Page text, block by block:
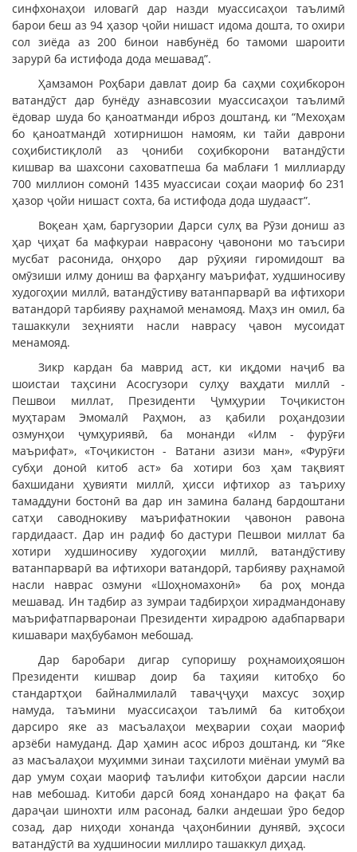
синфхонаҳои иловагӣ дар назди муассисаҳои таълимӣ
барои беш аз 94 ҳазор ҷойи нишаст идома дошта, то охири
сол зиёда аз 200 бинои навбунёд бо тамоми шароити
зарурӣ ба истифода дода мешавад”.
Ҳамзамон Роҳбари давлат доир ба саҳми соҳибкорон
ватандӯст дар бунёду азнавсозии муассисаҳои таълимӣ
ёдовар шуда бо қаноатманди иброз доштанд, ки “Мехоҳам
бо қаноатмандӣ хотирнишон намоям, ки тайи даврони
соҳибистиқлолӣ аз ҷониби соҳибкорони ватандӯсти
кишвар ва шахсони саховатпеша ба маблағи 1 миллиарду
700 миллион сомонӣ 1435 муассисаи соҳаи маориф бо 231
ҳазор ҷойи нишаст сохта, ба истифода дода шудааст”.
Воқеан ҳам, баргузории Дарси сулҳ ва Рӯзи дониш аз
ҳар ҷиҳат ба мафкураи наврасону ҷавонони мо таъсири
мусбат расонида, онҳоро дар рӯҳияи гиромидошт ва
омӯзиши илму дониш ва фарҳангу маърифат, худшиносиву
худогоҳии миллӣ, ватандӯстиву ватанпарварӣ ва ифтихори
ватандорӣ тарбияву раҳнамоӣ менамояд. Маҳз ин омил, ба
ташаккули зеҳнияти насли наврасу ҷавон мусоидат
менамояд.
Зикр кардан ба маврид аст, ки иқдоми наҷиб ва
шоистаи таҳсини Асосгузори сулҳу ваҳдати миллӣ -
Пешвои миллат, Президенти Ҷумҳурии Тоҷикистон
муҳтарам Эмомалӣ Раҳмон, аз қабили роҳандозии
озмунҳои ҷумҳуриявӣ, ба монанди «Илм - фурӯғи
маърифат», «Тоҷикистон - Ватани азизи ман», «Фурӯғи
субҳи доноӣ китоб аст» ба хотири боз ҳам тақвият
бахшидани ҳувияти миллӣ, ҳисси ифтихор аз таъриху
тамаддуни бостонӣ ва дар ин замина баланд бардоштани
сатҳи саводнокиву маърифатнокии ҷавонон равона
гардидааст. Дар ин радиф бо дастури Пешвои миллат ба
хотири худшиносиву худогоҳии миллӣ, ватандӯстиву
ватанпарварӣ ва ифтихори ватандорӣ, тарбияву раҳнамоӣ
насли наврас озмуни «Шоҳномахонӣ» ба роҳ монда
мешавад. Ин тадбир аз зумраи тадбирҳои хирадмандонаву
маърифатпарваронаи Президенти хирадрою адабпарвари
кишавари маҳбубамон мебошад.
Дар баробари дигар супоришу роҳнамоиҳояшон
Президенти кишвар доир ба таҳияи китобҳо бо
стандартҳои байналмилалӣ таваҷҷуҳи махсус зоҳир
намуда, таъмини муассисаҳои таълимӣ ба китобҳои
дарсиро яке аз масъалаҳои меҳварии соҳаи маориф
арзёби намуданд. Дар ҳамин асос иброз доштанд, ки “Яке
аз масъалаҳои муҳимми зинаи таҳсилоти миёнаи умумӣ ва
дар умум соҳаи маориф таълифи китобҳои дарсии насли
нав мебошад. Китоби дарсӣ бояд хонандаро на фақат ба
дараҷаи шинохти илм расонад, балки андешаи ӯро бедор
созад, дар ниҳоди хонанда ҷаҳонбинии дунявӣ, эҳсоси
ватандӯстӣ ва худшиносии миллиро ташаккул диҳад.